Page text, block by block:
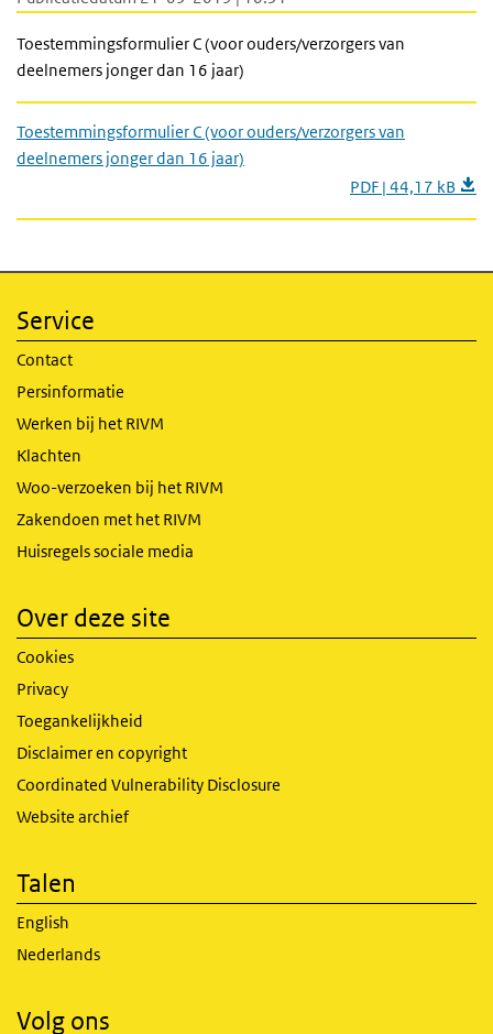
Toestemmingsformulier C (voor ouders/verzorgers van
deelnemers jonger dan 16 jaar)
Toestemmingsformulier C (voor ouders/verzorgers van
deelnemers jonger dan 16 jaar)
PDF | 44,17 kB
Service
Contact
Persinformatie
Werken bij het RIVM
Klachten
Woo-verzoeken bij het RIVM
Zakendoen met het RIVM
Huisregels sociale media
Over deze site
Cookies
Privacy
Toegankelijkheid
Disclaimer en copyright
Coordinated Vulnerability Disclosure
Website archief
Talen
English
Nederlands
Volg ons